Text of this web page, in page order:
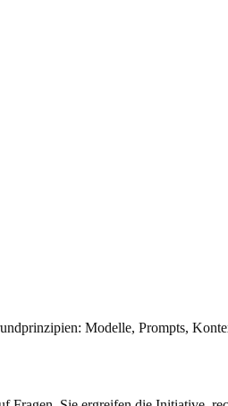
Modelle, Prompts,